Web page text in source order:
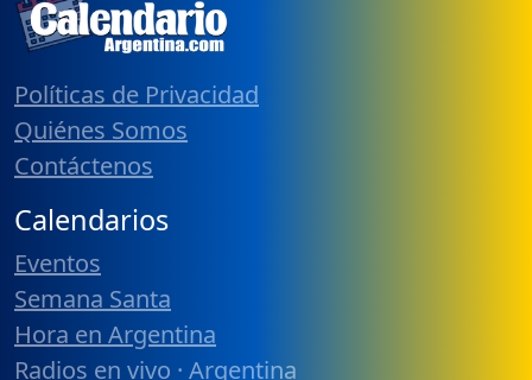
Políticas de Privacidad
Quiénes Somos
Contáctenos
Calendarios
Eventos
Semana Santa
Hora en Argentina
Radios en vivo · Argentina